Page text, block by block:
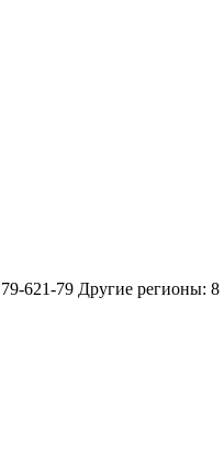
79 Другие регионы: 8